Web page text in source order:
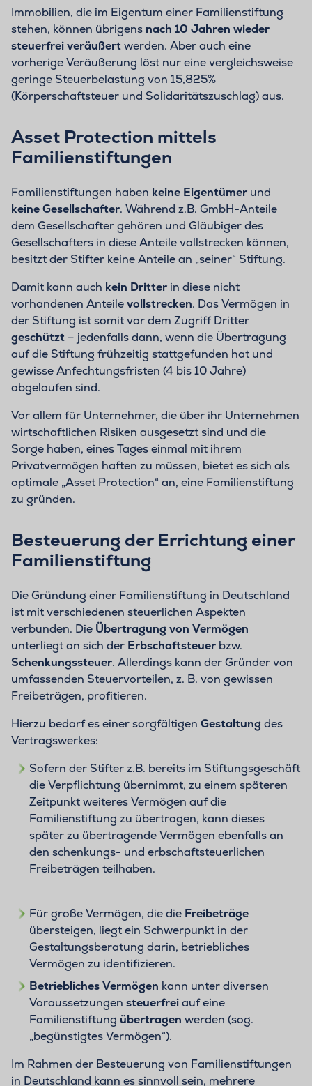
Immobilien, die im Eigentum einer Familienstiftung
stehen, können übrigens nach 10 Jahren wieder
steuerfrei veräußertwerden. Aber auch eine
vorherige Veräußerung löst nur eine vergleichsweise
geringe Steuerbelastung von 15,825%
(Körperschaftsteuer und Solidaritätszuschlag) aus.
Asset Protection mittels
Familienstiftungen
Familienstiftungen haben keine Eigentümer und
keine Gesellschafter. Während z.B. GmbH-Anteile
dem Gesellschafter gehören und Gläubiger des
Gesellschafters in diese Anteile vollstrecken können,
besitzt der Stifter keine Anteile an „seiner“ Stiftung.
Damit kann auch kein Dritter in diese nicht
vorhandenen Anteilevollstrecken. Das Vermögen in
der Stiftung ist somit vor dem Zugriff Dritter
geschützt – jedenfalls dann, wenn die Übertragung
auf die Stiftung frühzeitig stattgefunden hat und
gewisse Anfechtungsfristen (4 bis 10 Jahre)
abgelaufen sind.
Vor allem für Unternehmer, die über ihr Unternehmen
wirtschaftlichen Risiken ausgesetzt sind und die
Sorge haben, eines Tages einmal mit ihrem
Privatvermögen haften zu müssen, bietet es sich als
optimale „Asset Protection“ an, eine Familienstiftung
zu gründen.
Besteuerung der Errichtung einer
Familienstiftung
Die Gründung einer Familienstiftung in Deutschland
ist mit verschiedenen steuerlichen Aspekten
verbunden. Die Übertragung von Vermögen
unterliegt an sich der Erbschaftsteuer bzw.
Schenkungssteuer. Allerdings kann der Gründer von
umfassenden Steuervorteilen, z. B. von gewissen
Freibeträgen, profitieren.
Hierzu bedarf es einer sorgfältigen Gestaltung des
Vertragswerkes:
Sofern der Stifter z.B. bereits im Stiftungsgeschäft
die Verpflichtung übernimmt, zu einem späteren
Zeitpunkt weiteres Vermögen auf die
Familienstiftung zu übertragen, kann dieses
später zu übertragende Vermögen ebenfalls an
den schenkungs- und erbschaftsteuerlichen
Freibeträgen teilhaben.
Für große Vermögen, die die Freibeträge
übersteigen, liegt ein Schwerpunkt in der
Gestaltungsberatung darin, betriebliches
Vermögen zu identifizieren.
Betriebliches Vermögen kann unter diversen
Voraussetzungen steuerfreiauf eine
Familienstiftung übertragen werden (sog.
„begünstigtes Vermögen“).
Im Rahmen der Besteuerung von Familienstiftungen
in Deutschland kann es sinnvoll sein, mehrere